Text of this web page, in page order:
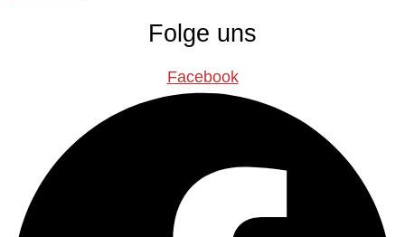
Folge uns
Facebook